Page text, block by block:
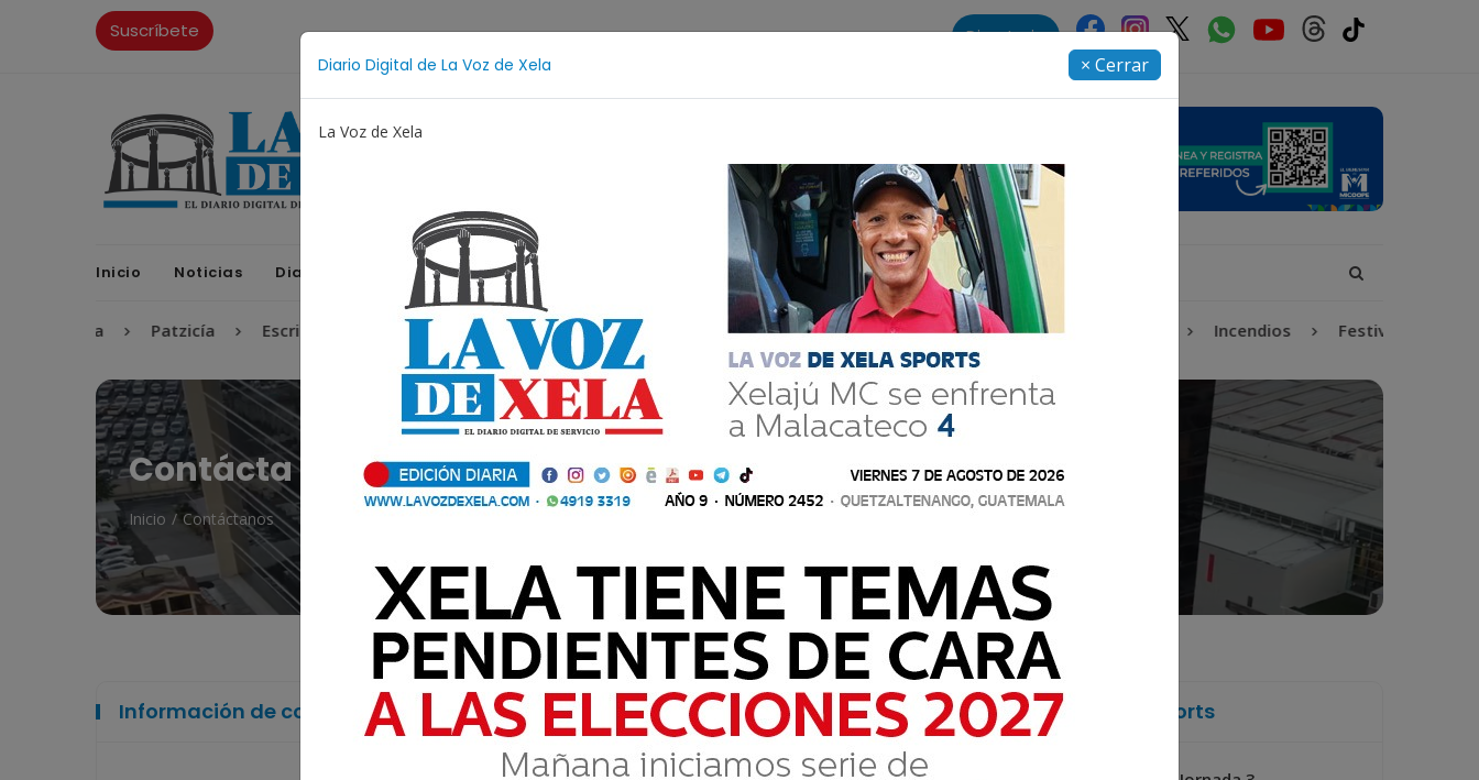
Diario Digital de La Voz de Xela × Cerrar
La Voz de Xela
Suscríbete Directorio
Inicio Noticias Diario Digital Opiniones La Voz de Xela Sports Contáctanos LA VOZ 25
Patzicía Escritura Noveno Aniversario Fichajes Niñez y Adolescencia Estafa Protección Infantil Incendios Festival de Bandas
Contácta con nosotros
Inicio Contáctanos
Información de contacto La Voz de Xela Sports